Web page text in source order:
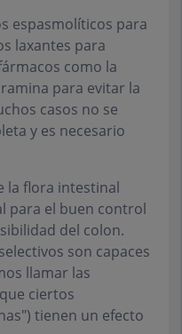
espasmolíticos para
laxantes para
como la
para evitar la
casos no se
y es necesario
la flora intestinal
para el buen control
del colon.
son capaces
llamar las
ciertos
tienen un efecto